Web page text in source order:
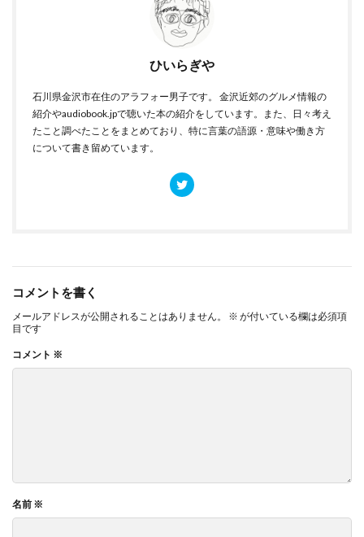
ひいらぎや
石川県金沢市在住のアラフォー男子です。 金沢近郊のグルメ情報の
紹介やaudiobook.jpで聴いた本の紹介をしています。また、日々考え
たこと調べたことをまとめており、特に言葉の語源・意味や働き方
について書き留めています。
コメントを書く
メールアドレスが公開されることはありません。 ※ が付いている欄は必須項
目です
コメント ※
名前 ※